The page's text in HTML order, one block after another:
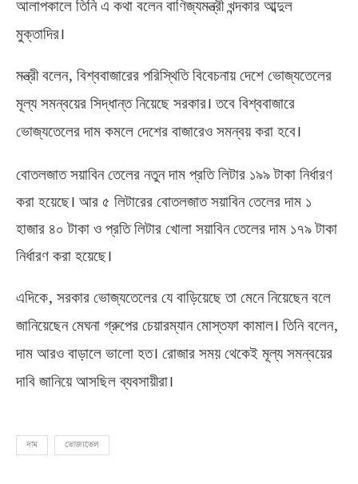
আলাপকালে তিনি এ কথা বলেন বাণিজ্যমন্ত্রী খন্দকার আব্দুল
মুক্তাদির।
মন্ত্রী বলেন, বিশ্ববাজারের পরিস্থিতি বিবেচনায় দেশে ভোজ্যতেলের
মূল্য সমন্বয়ের সিদ্ধান্ত নিয়েছে সরকার। তবে বিশ্ববাজারে
ভোজ্যতেলের দাম কমলে দেশের বাজারেও সমন্বয় করা হবে।
বোতলজাত সয়াবিন তেলের নতুন দাম প্রতি লিটার ১৯৯ টাকা নির্ধারণ
করা হয়েছে। আর ৫ লিটারের বোতলজাত সয়াবিন তেলের দাম ১
হাজার ৪০ টাকা ও প্রতি লিটার খোলা সয়াবিন তেলের দাম ১৭৯ টাকা
নির্ধারণ করা হয়েছে।
এদিকে, সরকার ভোজ্যতেলের যে বাড়িয়েছে তা মেনে নিয়েছেন বলে
জানিয়েছেন মেঘনা গ্রুপের চেয়ারম্যান মোস্তফা কামাল। তিনি বলেন,
দাম আরও বাড়ালে ভালো হত। রোজার সময় থেকেই মূল্য সমন্বয়ের
দাবি জানিয়ে আসছিল ব্যবসায়ীরা।
দাম ভোজ্যতেল